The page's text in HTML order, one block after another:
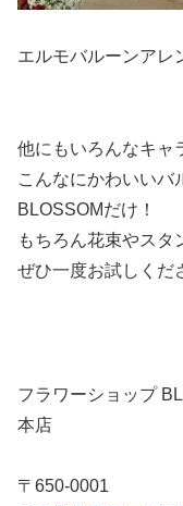
エルモバルーンアレ
他にもいろんなキャ
こんなにかわいいバ
BLOSSOMだけ！
もちろん花束やスタ
ぜひ一度お試しくだ
フラワーショップ
本店
〒650-0001